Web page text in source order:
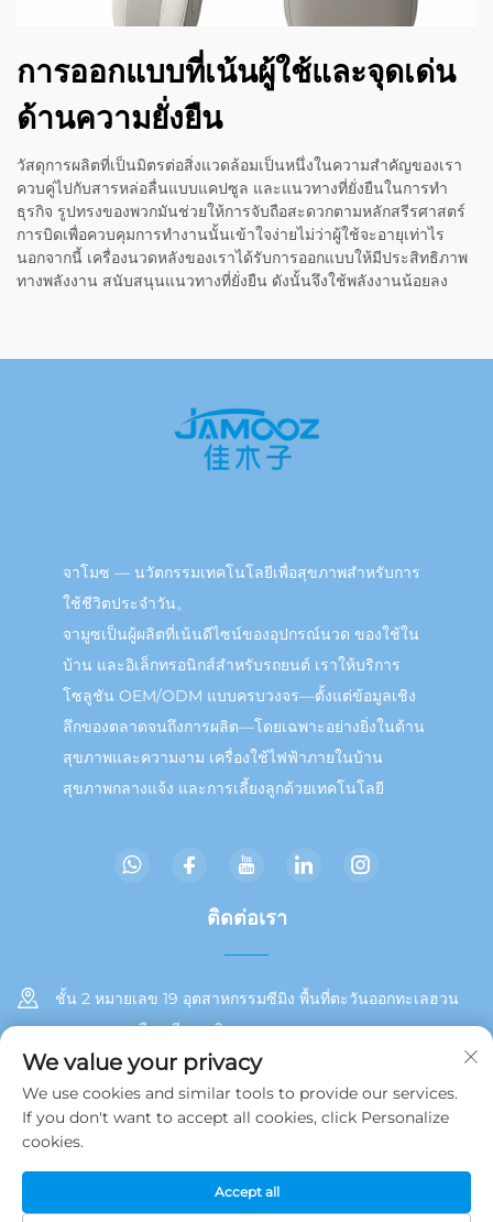
การออกแบบที่เน้นผู้ใช้และจุดเด่น
ด้านความยั่งยืน
วัสดุการผลิตที่เป็นมิตรต่อสิ่งแวดล้อมเป็นหนึ่งในความสำคัญของเรา
ควบคู่ไปกับสารหล่อลื่นแบบแคปซูล และแนวทางที่ยั่งยืนในการทำ
ธุรกิจ รูปทรงของพวกมันช่วยให้การจับถือสะดวกตามหลักสรีรศาสตร์
การบิดเพื่อควบคุมการทำงานนั้นเข้าใจง่ายไม่ว่าผู้ใช้จะอายุเท่าไร
นอกจากนี้ เครื่องนวดหลังของเราได้รับการออกแบบให้มีประสิทธิภาพ
ทางพลังงาน สนับสนุนแนวทางที่ยั่งยืน ดังนั้นจึงใช้พลังงานน้อยลง
จาโมซ — นวัตกรรมเทคโนโลยีเพื่อสุขภาพสำหรับการ
ใช้ชีวิตประจำวัน。
จามูซเป็นผู้ผลิตที่เน้นดีไซน์ของอุปกรณ์นวด ของใช้ใน
บ้าน และอิเล็กทรอนิกส์สำหรับรถยนต์ เราให้บริการ
โซลูชัน OEM/ODM แบบครบวงจร—ตั้งแต่ข้อมูลเชิง
ลึกของตลาดจนถึงการผลิต—โดยเฉพาะอย่างยิ่งในด้าน
สุขภาพและความงาม เครื่องใช้ไฟฟ้าภายในบ้าน
สุขภาพกลางแจ้ง และการเลี้ยงลูกด้วยเทคโนโลยี
ติดต่อเรา
ชั้น 2 หมายเลข 19 อุตสาหกรรมซีมิง พื้นที่ตะวันออกทะเลฮวน
เขตตงอาน เมืองเซียะเหมิน
+86 13215929911
[email protected]
ลิขสิทธิ์ © 2025 โดย Jamooz (Xiamen) Technology Co., Ltd.
We value your privacy
We use cookies and similar tools to provide our services.
If you don't want to accept all cookies, click Personalize
cookies.
Accept all